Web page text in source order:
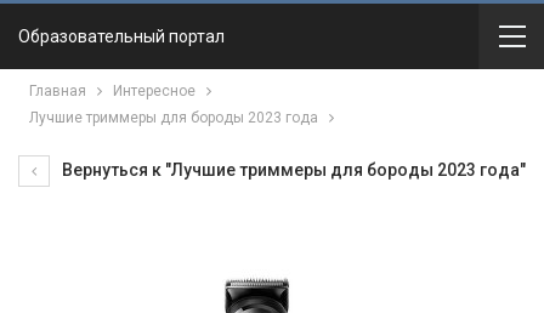
Образовательный портал
Главная
Интересное
Лучшие триммеры для бороды 2023 года
Вернуться к "Лучшие триммеры для бороды 2023 года"